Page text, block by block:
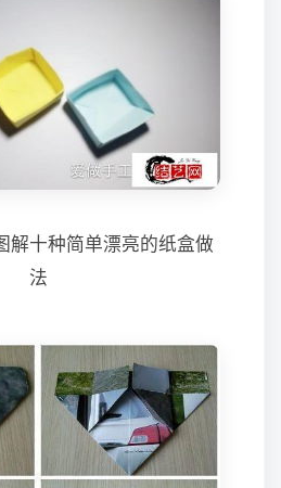
解十种简单漂亮的纸盒做
法